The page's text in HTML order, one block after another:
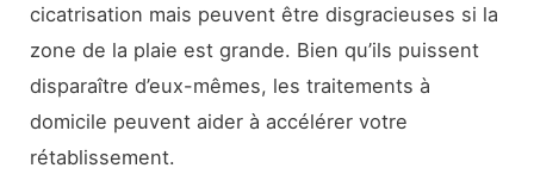
cicatrisation mais peuvent être disgracieuses si la
zone de la plaie est grande. Bien qu’ils puissent
disparaître d’eux-mêmes, les traitements à
domicile peuvent aider à accélérer votre
rétablissement.